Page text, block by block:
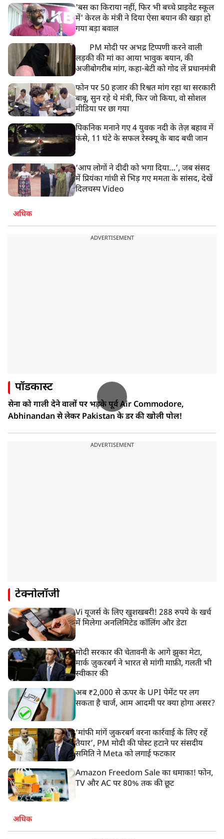
9:38 AM
झारखंड: JPSC परीक्षा धांधली मामले में और पांच लोग गिरफ्तार,
अबतक 19 अरेस्ट
'बस का किराया नहीं, फिर भी बच्चे प्राइवेट स्कूल
में' केरल के मंत्री ने दिया ऐसा बयान की खड़ा हो
गया बड़ा बवाल
PM मोदी पर अभद्र टिप्पणी करने वाली
लड़की की मां का आया भावुक बयान, की
अजीबोगरीब मांग, कहा-बेटी को गोद लें प्रधानमंत्री
फोन पर 50 हजार की रिश्वत मांग रहा था सरकारी
बाबू, सुन रहे थे मंत्री, फिर जो किया, वो सोशल
मीडिया पर छा गया
पिकनिक मनाने गए 4 युवक नदी के तेज़ बहाव में
फंसे, 11 घंटे के सफल रेस्क्यू के बाद बची जान
‘आप लोगों ने दीदी को भगा दिया…’, जब संसद
में प्रियंका गांधी से भिड़ गए ममता के सांसद, देखें
दिलचस्प Video
अधिक
ADVERTISEMENT
पॉडकास्ट
सेना को गाली देने वालों पर भड़के पूर्व Air Commodore,
Abhinandan से लेकर Pakistan के डर की खोली पोल!
ADVERTISEMENT
टेक्नोलॉजी
Vi यूजर्स के लिए खुशखबरी! 288 रुपये के खर्च
में मिलेगा अनलिमिटेड कॉलिंग और डेटा
मोदी सरकार की चेतावनी के आगे झुका मेटा,
मार्क ज़ुकरबर्ग ने भारत से मांगी माफ़ी, गलती भी
स्वीकार की
अब ₹2,000 से ऊपर के UPI पेमेंट पर लग
सकता है चार्ज, आम आदमी पर क्या होगा असर?
‘मांफी मांगें जुकरबर्ग वरना कार्रवाई के लिए रहें
तैयार’, PM मोदी की पोस्ट हटाने पर संसदीय
समिति ने Meta को लगाई फटकार
Amazon Freedom Sale का धमाका! फोन,
TV और AC पर 80% तक की छूट
अधिक